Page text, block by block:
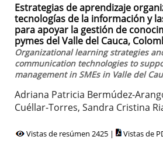
Estrategias de aprendizaje
tecnologías de la información y
para apoyar la gestión de
pymes del Valle del Cauca,
Organizational learning strategies
communication technologies to
management in SMEs in Valle del
Adriana Patricia Bermúdez-
Cuéllar-Torres, Sandra Cristina
Vistas de resúmen 2425 | Vistas de